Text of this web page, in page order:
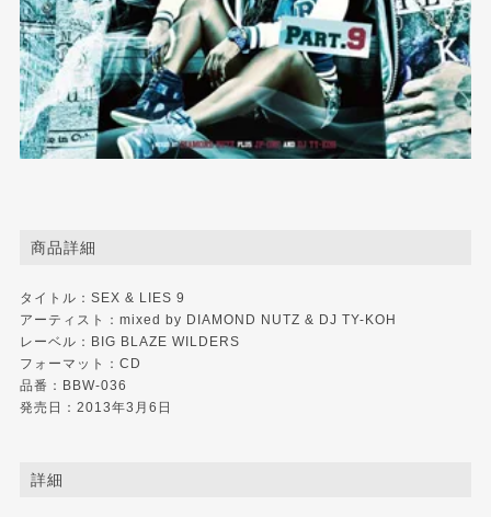
商品詳細
タイトル：SEX & LIES 9
アーティスト：mixed by DIAMOND NUTZ & DJ TY-KOH
レーベル： BIG BLAZE WILDERS
フォーマット：CD
品番：BBW-036
発売日：2013年3月6日
詳細